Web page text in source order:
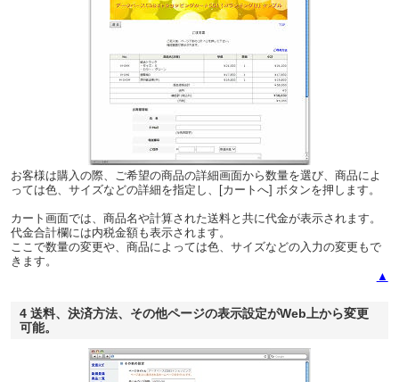
お客様は購入の際、ご希望の商品の詳細画面から数量を選び、商品によ
っては色、サイズなどの詳細を指定し、[カートへ] ボタンを押します。
カート画面では、商品名や計算された送料と共に代金が表示されます。
代金合計欄には内税金額も表示されます。
ここで数量の変更や、商品によっては色、サイズなどの入力の変更もで
きます。
▲
4 送料、決済方法、その他ページの表示設定がWeb上から変更
可能。